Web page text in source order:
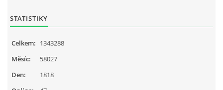
STATISTIKY
Celkem: 1343288
Měsíc:
58027
Den:
1818